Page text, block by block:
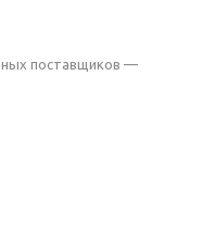
поставщиков —